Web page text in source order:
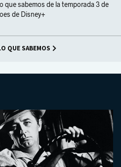
sabemos de la temporada 3 de
de Disney+
QUE SABEMOS